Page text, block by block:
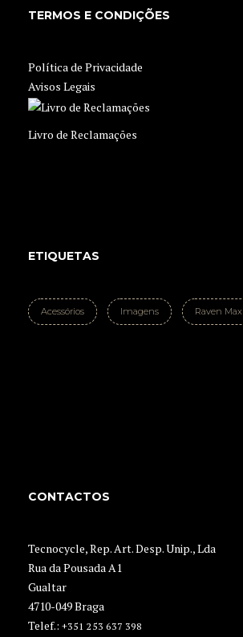
TERMOS E CONDIÇÕES
Política de Privacidade
Avisos Legais
Livro de Reclamações
ETIQUETAS
Acessórios Imagens Raven Max
CONTACTOS
Tecnocycle, Rep. Art. Desp. Unip., Lda
Rua da Pousada A1
Gualtar
4710-049 Braga
Telef.: +351 253 637 398